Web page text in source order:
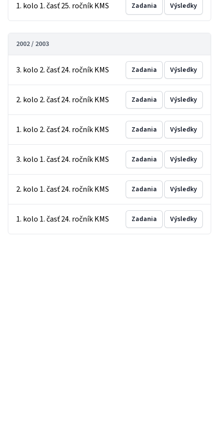
1. kolo 1. časť 25. ročník KMS Zadania Výsledky
2002 / 2003
3. kolo 2. časť 24. ročník KMS Zadania Výsledky
2. kolo 2. časť 24. ročník KMS Zadania Výsledky
1. kolo 2. časť 24. ročník KMS Zadania Výsledky
3. kolo 1. časť 24. ročník KMS Zadania Výsledky
2. kolo 1. časť 24. ročník KMS Zadania Výsledky
1. kolo 1. časť 24. ročník KMS Zadania Výsledky